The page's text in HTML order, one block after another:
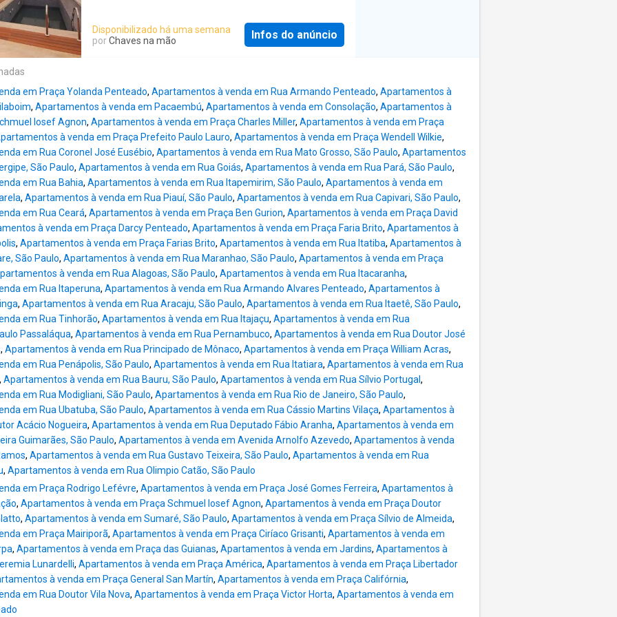
armários. Sala ampla com piso de madeira, adega
climatizada, cozinha planejada com piso frio, área de
vagas de garagem Andar inferior: 4 suítes, sendo
uma com closet Escritório Adega climatizada Área
de serviço para passar roupas Quarto e banho de
empregada Área técnica da piscina Escada de
acesso ao piso superior Andar superior: Living Sala
de jantar Lavabo Cozinha Área de piscina com
cozinha gourmet Sauna úmida Sanitário Piscina
aquecida com teto retrátil Área de serviços para a
lavagem de roupas Quarto e banho de empregados
O edifício Lara e Mara possui portaria e segurança
24 hs, área verde, academia, salão de festas e está
muito bem localizado, pr
Disponibilizado há uma semana
porChaves na mão Infos do anúncio
em Praça Yolanda Penteado, Apartamentos à venda em Rua Armando Penteado, Apartamentos à
, Apartamentos à venda em Pacaembú, Apartamentos à venda em Consolação, Apartamentos à
Iosef Agnon, Apartamentos à venda em Praça Charles Miller, Apartamentos à venda em Praça
à venda em Praça Prefeito Paulo Lauro, Apartamentos à venda em Praça Wendell Wilkie,
em Rua Coronel José Eusébio, Apartamentos à venda em Rua Mato Grosso, São Paulo, Apartamentos
São Paulo, Apartamentos à venda em Rua Goiás, Apartamentos à venda em Rua Pará, São Paulo,
em Rua Bahia, Apartamentos à venda em Rua Itapemirim, São Paulo, Apartamentos à venda em
, Apartamentos à venda em Rua Piauí, São Paulo, Apartamentos à venda em Rua Capivari, São Paulo,
em Rua Ceará, Apartamentos à venda em Praça Ben Gurion, Apartamentos à venda em Praça David
à venda em Praça Darcy Penteado, Apartamentos à venda em Praça Faria Brito, Apartamentos à
, Apartamentos à venda em Praça Farias Brito, Apartamentos à venda em Rua Itatiba, Apartamentos à
São Paulo, Apartamentos à venda em Rua Maranhao, São Paulo, Apartamentos à venda em Praça
à venda em Rua Alagoas, São Paulo, Apartamentos à venda em Rua Itacaranha,
em Rua Itaperuna, Apartamentos à venda em Rua Armando Alvares Penteado, Apartamentos à
, Apartamentos à venda em Rua Aracaju, São Paulo, Apartamentos à venda em Rua Itaetê, São Paulo,
em Rua Tinhorão, Apartamentos à venda em Rua Itajaçu, Apartamentos à venda em Rua
Passaláqua, Apartamentos à venda em Rua Pernambuco, Apartamentos à venda em Rua Doutor José
, Apartamentos à venda em Rua Principado de Mônaco, Apartamentos à venda em Praça William Acras,
em Rua Penápolis, São Paulo, Apartamentos à venda em Rua Itatiara, Apartamentos à venda em Rua
, Apartamentos à venda em Rua Bauru, São Paulo, Apartamentos à venda em Rua Sílvio Portugal ,
em Rua Modigliani, São Paulo, Apartamentos à venda em Rua Rio de Janeiro, São Paulo,
em Rua Ubatuba, São Paulo, Apartamentos à venda em Rua Cássio Martins Vilaça, Apartamentos à
Acácio Nogueira, Apartamentos à venda em Rua Deputado Fábio Aranha, Apartamentos à venda em
Guimarães, São Paulo, Apartamentos à venda em Avenida Arnolfo Azevedo, Apartamentos à venda
, Apartamentos à venda em Rua Gustavo Teixeira, São Paulo, Apartamentos à venda em Rua
, Apartamentos à venda em Rua Olimpio Catão, São Paulo
em Praça Rodrigo Lefévre, Apartamentos à venda em Praça José Gomes Ferreira, Apartamentos à
, Apartamentos à venda em Praça Schmuel Iosef Agnon, Apartamentos à venda em Praça Doutor
, Apartamentos à venda em Sumaré, São Paulo, Apartamentos à venda em Praça Sílvio de Almeida,
em Praça Mairiporã, Apartamentos à venda em Praça Ciríaco Grisanti, Apartamentos à venda em
, Apartamentos à venda em Praça das Guianas, Apartamentos à venda em Jardins, Apartamentos à
Lunardelli, Apartamentos à venda em Praça América, Apartamentos à venda em Praça Libertador
à venda em Praça General San Martín, Apartamentos à venda em Praça Califórnia,
em Rua Doutor Vila Nova, Apartamentos à venda em Praça Victor Horta, Apartamentos à venda em